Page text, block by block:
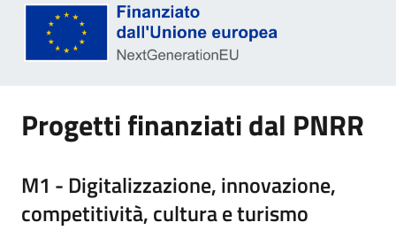
Progetti finanziati dal PNRR
M1 - Digitalizzazione, innovazione,
competitività, cultura e turismo